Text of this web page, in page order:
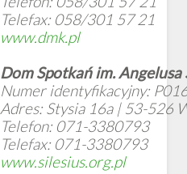
Telefax: 058/301 57 21
www.dmk.pl
Dom Spotkań im. Angelusa
Numer identyfikacyjny:
Adres: Stysia 16a | 53-526
Telefon: 071-3380793
Telefax: 071-3380793
www.silesius.org.pl